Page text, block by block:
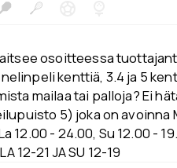
osoitteessa
kenttiä, 3.4 ja 5
mailaa tai palloja? Ei
5) joka on avoinna
12.00 - 24.00, Su 12.00 -
12-21 JA SU 12-19